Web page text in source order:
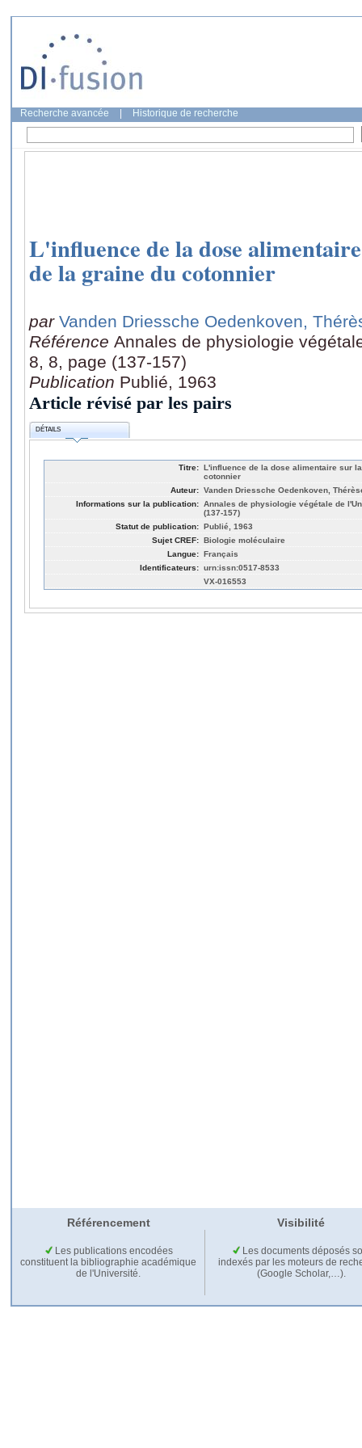
Recherche avancée Historique de recherche
L'influence de la dose
de la graine du cotonnier
par Vanden Driessche Oedenkoven,
Référence Annales de physiologie
8, 8, page (137-157)
Publication Publié, 1963
Article révisé par les pairs
DÉTAILS
Titre: L'influence de la dose alimentaire sur
cotonnier
Auteur: Vanden Driessche Oedenkoven,
Informations sur la publication: Annales de physiologie végétale de
(137-157)
Statut de publication: Publié, 1963
Sujet CREF: Biologie moléculaire
Langue: Français
Identificateurs: urn:issn:0517-8533
VX-016553
Référencement Visibilité
Les publications encodées
constituent la bibliographie académique
de l'Université.
Les documents déposés
indexés par les moteurs de
(Google Scholar,…).